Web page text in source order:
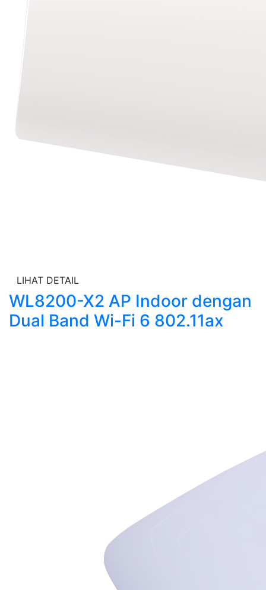
LIHAT DETAIL
WL8200-X2 AP Indoor dengan
Dual Band Wi-Fi 6 802.11ax